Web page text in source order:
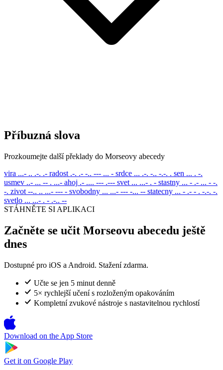
Příbuzná slova
Prozkoumejte další překlady do Morseovy abecedy
vira ...- .. .-. .- radost .-. .- -.. --- ... - srdce ... .-. -.. -.-. . sen ... . -.
usmev ..- ... -- . ...- ahoj .- .... --- .--- svet ... ...- . - stastny ... - .- ... - -.
-. zivot --.. .. ...- --- - svobodny ... ...- --- -... -- statecny ... - .- - . -.-. -.
svetlo ... ...- . - .-.. --
STÁHNĚTE SI APLIKACI
Začněte se učit Morseovu abecedu ještě
dnes
Dostupné pro iOS a Android. Stažení zdarma.
Učte se jen 5 minut denně
5× rychlejší učení s rozloženým opakováním
Kompletní zvukové nástroje s nastavitelnou rychlostí
Download on the App Store
Get it on Google Play